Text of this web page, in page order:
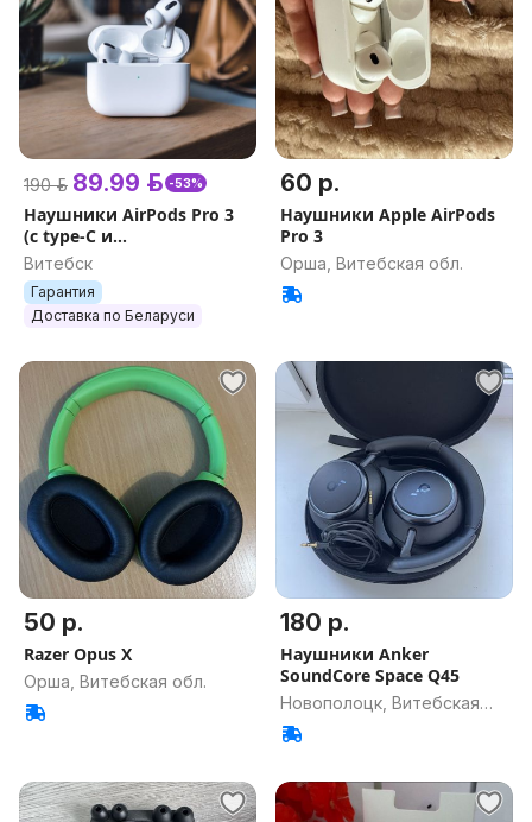
190 р. 89.99 р. -53%
Наушники AirPods Pro 3
(с type-C и
шумоподалением +
гарантия 1 год + подарки)
чип FCO
Витебск
Гарантия
Доставка по Беларуси
60 р.
Наушники Apple AirPods
Pro 3
Орша, Витебская обл.
50 р.
Razer Opus X
Орша, Витебская обл.
180 р.
Наушники Anker
SoundCore Space Q45
Новополоцк, Витебская
обл.